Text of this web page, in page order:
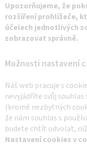
Upozorňujeme, že
rozšíření prohlížeče,
účelech jednotlivých
zobrazovat správně.
Možnosti nastavení
Náš web pracuje s
nevyjádříte svůj
(kromě nezbytných
že nám souhlas s
budete chtít odvolat,
Nastavení cookies v